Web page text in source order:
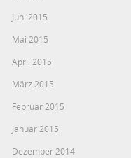
Juni 2015
Mai 2015
April 2015
März 2015
Februar 2015
Januar 2015
Dezember 2014